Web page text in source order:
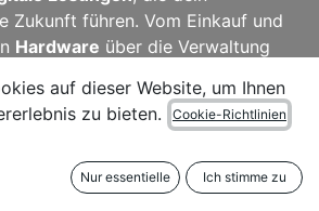
Zukunft führen. Vom Einkauf und
Hardware über die Verwaltung
– wir sorgen dafür, dass
funktioniert. Besonders
und ecoWorkflow
bieten wir
auf dieser Website, um Ihnen
zu bieten.
Cookie-Richtlinien
Nur essentielle Ich stimme zu